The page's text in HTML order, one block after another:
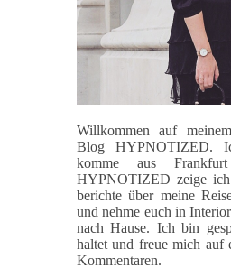
Willkommen auf
Blog HYPNOTIZED.
komme aus
HYPNOTIZED zeige
berichte über meine
und nehme euch in
nach Hause. Ich bin
haltet und freue mich auf
Kommentaren.